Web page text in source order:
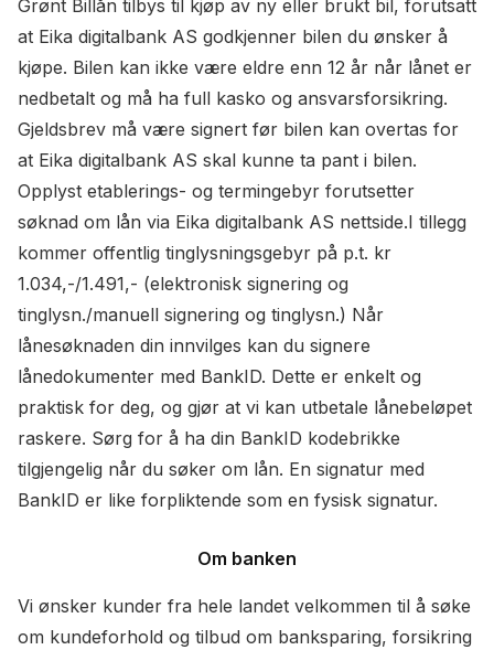
Grønt Billån tilbys til kjøp av ny eller brukt bil, forutsatt
at Eika digitalbank AS godkjenner bilen du ønsker å
kjøpe. Bilen kan ikke være eldre enn 12 år når lånet er
nedbetalt og må ha full kasko og ansvarsforsikring.
Gjeldsbrev må være signert før bilen kan overtas for
at Eika digitalbank AS skal kunne ta pant i bilen.
Opplyst etablerings- og termingebyr forutsetter
søknad om lån via Eika digitalbank AS nettside.I tillegg
kommer offentlig tinglysningsgebyr på p.t. kr
1.034,-/1.491,- (elektronisk signering og
tinglysn./manuell signering og tinglysn.) Når
lånesøknaden din innvilges kan du signere
lånedokumenter med BankID. Dette er enkelt og
praktisk for deg, og gjør at vi kan utbetale lånebeløpet
raskere. Sørg for å ha din BankID kodebrikke
tilgjengelig når du søker om lån. En signatur med
BankID er like forpliktende som en fysisk signatur.
Om banken
Vi ønsker kunder fra hele landet velkommen til å søke
om kundeforhold og tilbud om banksparing, forsikring